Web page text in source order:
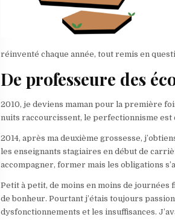
réinventé chaque année, tout remis en
De professeure des
2010, je deviens maman pour la première
nuits raccourcissent, le perfectionnisme est
2014, après ma deuxième grossesse,
les enseignants stagiaires en début de
accompagner, former mais les obligations
Petit à petit, de moins en moins de journées
de bonheur. Pourtant j’étais toujours
dysfonctionnements et les insuffisances.